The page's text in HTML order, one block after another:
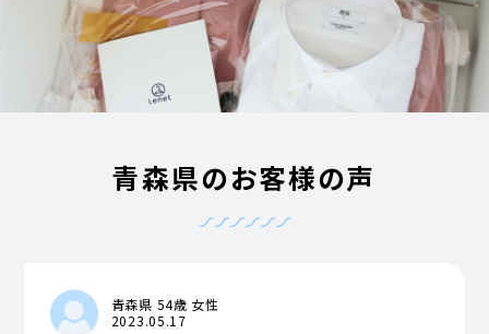
青森県のお客様の声
青森県 54歳 女性
2023.05.17